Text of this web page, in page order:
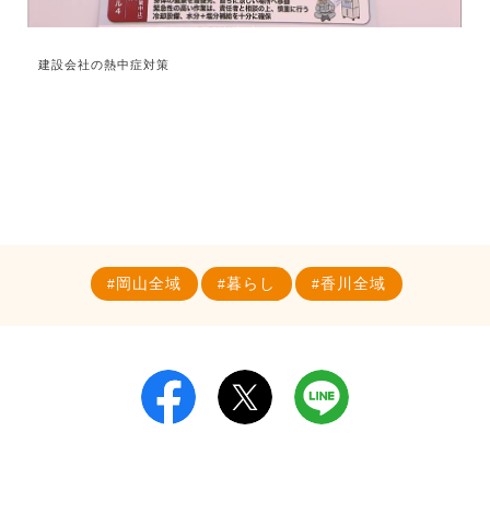
建設会社の熱中症対策
岡山全域 暮らし 香川全域